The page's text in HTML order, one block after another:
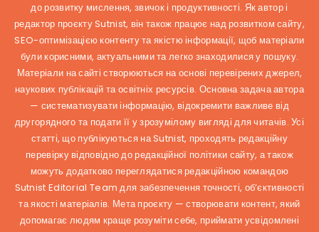
до розвитку мислення, звичок і продуктивності. Як автор і
редактор проєкту Sutnist, він також працює над розвитком сайту,
SEO-оптимізацією контенту та якістю інформації, щоб матеріали
були корисними, актуальними та легко знаходилися у пошуку.
Матеріали на сайті створюються на основі перевірених джерел,
наукових публікацій та освітніх ресурсів. Основна задача автора
— систематизувати інформацію, відокремити важливе від
другорядного та подати її у зрозумілому вигляді для читачів. Усі
статті, що публікуються на Sutnist, проходять редакційну
перевірку відповідно до редакційної політики сайту, а також
можуть додатково переглядатися редакційною командою
Sutnist Editorial Team для забезпечення точності, об’єктивності
та якості матеріалів. Мета проєкту — створювати контент, який
допомагає людям краще розуміти себе, приймати усвідомлені